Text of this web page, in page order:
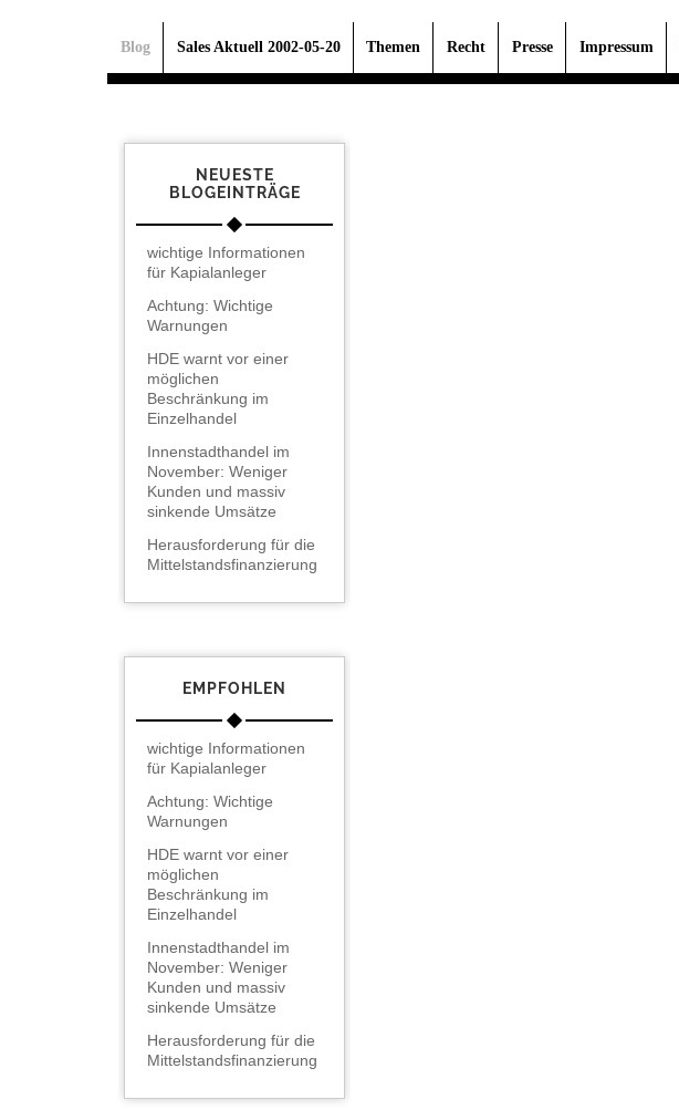
Blog Sales Aktuell 2002-05-20 Themen Recht Presse Impressum
NEUESTE
BLOGEINTRÄGE
wichtige Informationen
für Kapialanleger
Achtung: Wichtige
Warnungen
HDE warnt vor einer
möglichen
Beschränkung im
Einzelhandel
Innenstadthandel im
November: Weniger
Kunden und massiv
sinkende Umsätze
Herausforderung für die
Mittelstandsfinanzierung
EMPFOHLEN
wichtige Informationen
für Kapialanleger
Achtung: Wichtige
Warnungen
HDE warnt vor einer
möglichen
Beschränkung im
Einzelhandel
Innenstadthandel im
November: Weniger
Kunden und massiv
sinkende Umsätze
Herausforderung für die
Mittelstandsfinanzierung